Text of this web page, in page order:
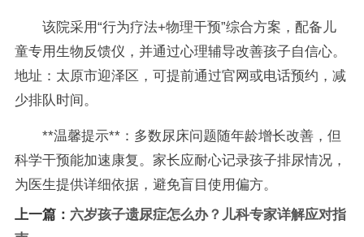
该院采用“行为疗法+物理干预”综合方案，配备儿
童专用生物反馈仪，并通过心理辅导改善孩子自信心。
地址：太原市迎泽区，可提前通过官网或电话预约，减
少排队时间。
**温馨提示**：多数尿床问题随年龄增长改善，但
科学干预能加速康复。家长应耐心记录孩子排尿情况，
为医生提供详细依据，避免盲目使用偏方。
上一篇： 六岁孩子遗尿症怎么办？儿科专家详解应对指